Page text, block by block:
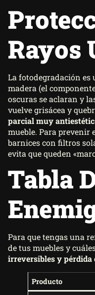
Rayos
La fotodegradación
madera (el
oscuras se aclaran y
vuelve grisácea y
parcial muy
mueble. Para prevenir
barnices con filtros
evita que queden
Tabla
Para que tengas una
de tus muebles y
irreversibles y pérdida
Producto